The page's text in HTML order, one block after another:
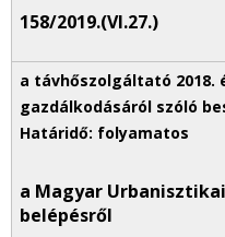
158/2019.(VI.27.)
a Magyar
belépésről